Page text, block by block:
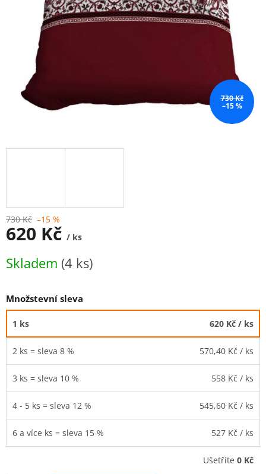
730 Kč
–15 %
730 Kč –15 %
620 Kč / ks
cena:
Skladem (4 ks)
Množstevní sleva
1 ks 620 Kč / ks
2 ks = sleva 8 % 570,40 Kč / ks
3 ks = sleva 10 % 558 Kč / ks
4 - 5 ks = sleva 12 % 545,60 Kč / ks
6 a více ks = sleva 15 % 527 Kč / ks
Ušetříte 0 Kč